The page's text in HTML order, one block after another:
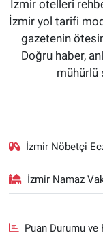
İzmir otelleri
İzmir yol tarifi
gazetenin
Doğru haber,
mühürlü
İzmir Nöbetçi
İzmir Namaz
Puan Durumu ve